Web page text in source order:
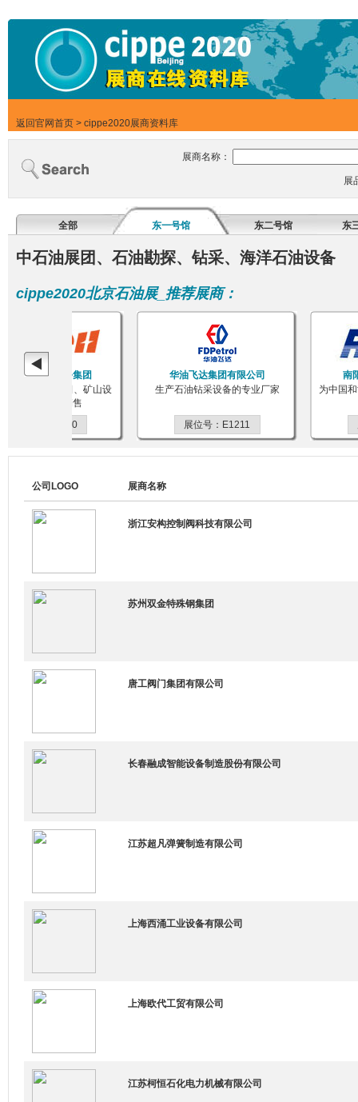
返回官网首页 > cippe2020展商资料库
展商名称：
展
全部 东一号馆 东二号馆 东
中石油展团、石油勘探、钻采、海洋石油设备
cippe2020北京石油展_推荐展商：
杰瑞石油服务集团
设备制造,油田、矿山设
维修及配件销售
华油飞达集团有限公司
生产石油钻采设备的专业厂家
展位号：E1211
南
为中国和
公司LOGO 展商名称
浙江安构控制阀科技有限公司
苏州双金特殊钢集团
唐工阀门集团有限公司
长春融成智能设备制造股份有限公司
江苏超凡弹簧制造有限公司
上海西涌工业设备有限公司
上海欧代工贸有限公司
江苏柯恒石化电力机械有限公司